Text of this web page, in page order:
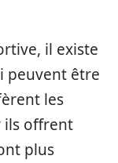
il existe
peuvent être
les
ils offrent
plus